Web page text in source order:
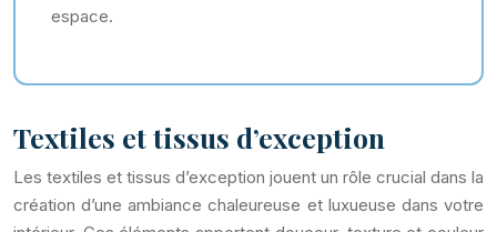
espace.
Textiles et tissus d’exception
Les textiles et tissus d’exception jouent un rôle crucial dans la
création d’une ambiance chaleureuse et luxueuse dans votre